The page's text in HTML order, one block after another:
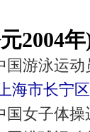
年)
国游泳运动
海市长宁区
国女子体操